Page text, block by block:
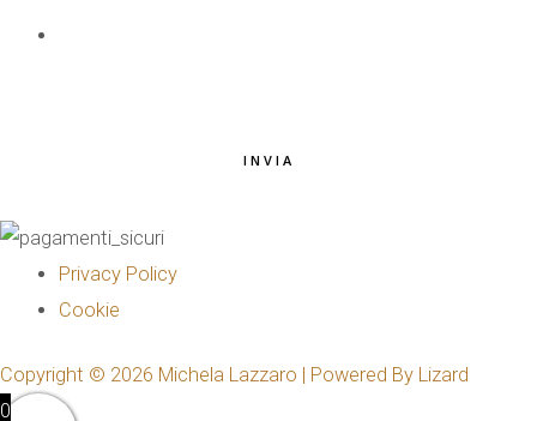
INVIA
Privacy Policy
Cookie
Copyright © 2026 Michela Lazzaro | Powered By Lizard
0